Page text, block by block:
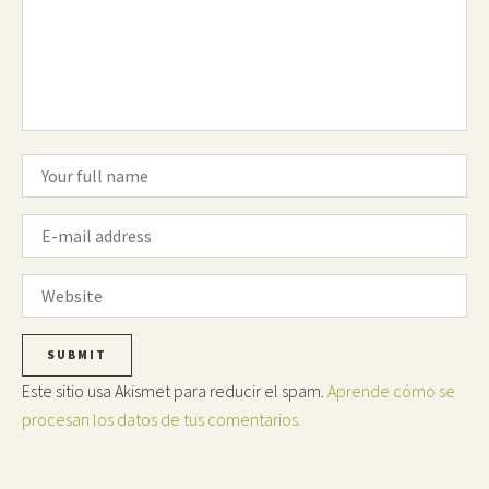
Este sitio usa Akismet para reducir el spam. Aprende cómo se
procesan los datos de tus comentarios.